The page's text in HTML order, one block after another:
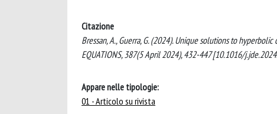
Citazione
Bressan, A., Guerra, G. (2024). Unique solutions to
EQUATIONS, 387(5 April 2024), 432-447 [10.1016/
Appare nelle tipologie:
01 - Articolo su rivista